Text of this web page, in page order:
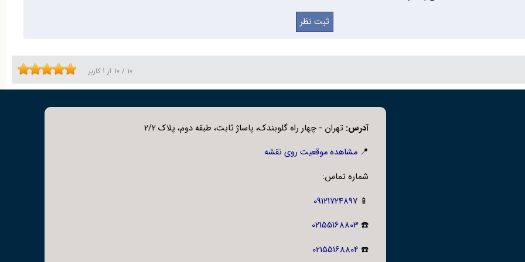
اتصالاتی پرکاربرد برای اتصال لوله‌ها به یکدیگر در سیستم‌های فشار بالا هستند. بوشن به‌طور کامل رزوه‌دار است، در حالی که نیم
دارد. طراحی ساکت ولد در این قطعات باعث می‌شود که اتصال‌ها مقاومت بالاتری داشته باشند و در صنایع سنگین مانند نفت، گاز
نیم بوشن ساکت ولد:
10 / 10 از 1 کاربر
آدرس: تهران - چهار راه گلوبندک، پاساژ ثابت، طبقه دوم، پلاک 2/2
📍 مشاهده موقعیت روی نقشه
شماره تماس:
📱
09121724897
☎️
02155168803
☎️
02155168804